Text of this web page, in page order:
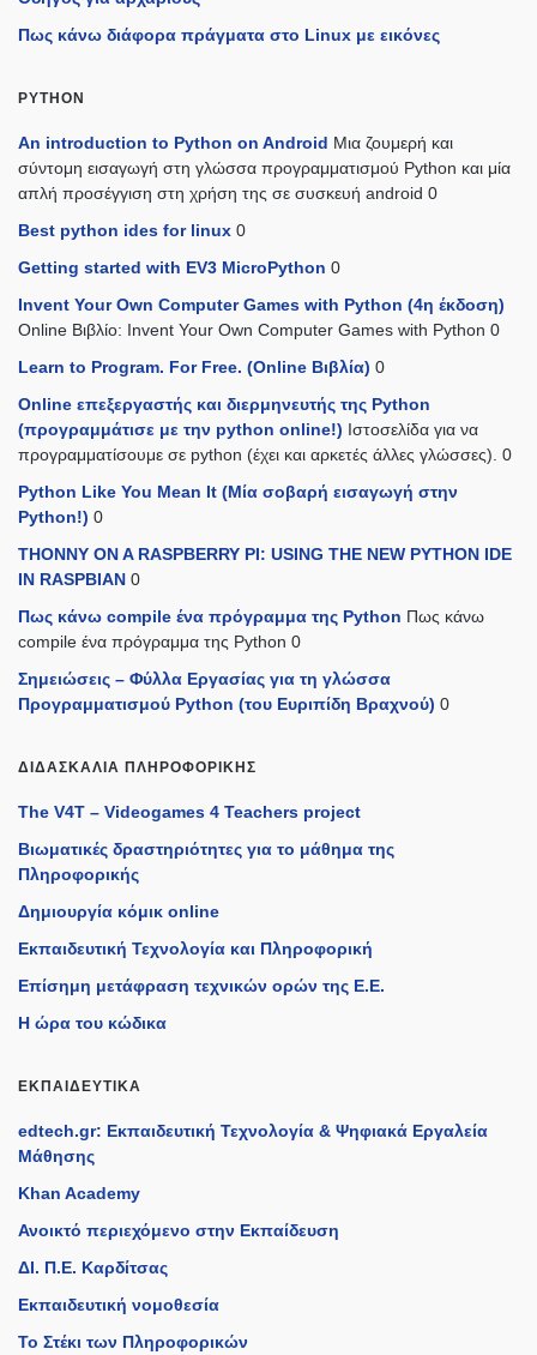
Πως κάνω διάφορα πράγματα στο Linux με εικόνες
PYTHON
An introduction to Python on Android Μια ζουμερή και
σύντομη εισαγωγή στη γλώσσα προγραμματισμού Python και μία
απλή προσέγγιση στη χρήση της σε συσκευή android 0
Best python ides for linux 0
Getting started with EV3 MicroPython 0
Invent Your Own Computer Games with Python (4η έκδοση)
Online Βιβλίο: Invent Your Own Computer Games with Python 0
Learn to Program. For Free. (Online Βιβλία) 0
Online επεξεργαστής και διερμηνευτής της Python
(προγραμμάτισε με την python online!) Ιστοσελίδα για να
προγραμματίσουμε σε python (έχει και αρκετές άλλες γλώσσες). 0
Python Like You Mean It (Mία σοβαρή εισαγωγή στην
Python!) 0
THONNY ON A RASPBERRY PI: USING THE NEW PYTHON IDE
IN RASPBIAN 0
Πως κάνω compile ένα πρόγραμμα της Python Πως κάνω
compile ένα πρόγραμμα της Python 0
Σημειώσεις – Φύλλα Εργασίας για τη γλώσσα
Προγραμματισμού Python (του Ευριπίδη Βραχνού) 0
ΔΙΔΑΣΚΑΛΊΑ ΠΛΗΡΟΦΟΡΙΚΉΣ
The V4T – Videogames 4 Teachers project
Βιωματικές δραστηριότητες για το μάθημα της
Πληροφορικής
Δημιουργία κόμικ online
Εκπαιδευτική Τεχνολογία και Πληροφορική
Επίσημη μετάφραση τεχνικών ορών της Ε.Ε.
Η ώρα του κώδικα
ΕΚΠΑΙΔΕΥΤΙΚΆ
edtech.gr: Εκπαιδευτική Τεχνολογία & Ψηφιακά Εργαλεία
Μάθησης
Khan Academy
Ανοικτό περιεχόμενο στην Εκπαίδευση
ΔΙ. Π.Ε. Καρδίτσας
Εκπαιδευτική νομοθεσία
Το Στέκι των Πληροφορικών